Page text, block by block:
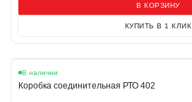
В КОРЗИНУ
КУПИТЬ В 1 КЛИК
В наличии
Коробка соединительная РТО 402